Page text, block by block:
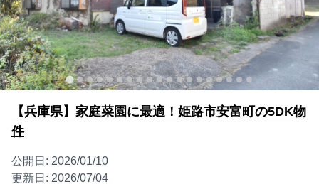
【兵庫県】家庭菜園に最適！姫路市安富町の5DK物
件
公開日: 2026/01/10
更新日: 2026/07/04